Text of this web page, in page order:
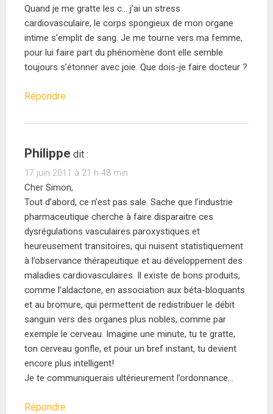
Quand je me gratte les c… j’ai un stress
cardiovasculaire, le corps spongieux de mon organe
intime s’emplit de sang. Je me tourne vers ma femme,
pour lui faire part du phénomène dont elle semble
toujours s’étonner avec joie. Que dois-je faire docteur ?
Répondre
Philippe dit :
17 juin 2011 à 21 h 48 min
Cher Simon,
Tout d’abord, ce n’est pas sale. Sache que l’industrie
pharmaceutique cherche à faire disparaitre ces
dysrégulations vasculaires paroxystiques et
heureusement transitoires, qui nuisent statistiquement
à l’observance thérapeutique et au développement des
maladies cardiovasculaires. Il existe de bons produits,
comme l’aldactone, en association aux béta-bloquants
et au bromure, qui permettent de redistribuer le débit
sanguin vers des organes plus nobles, comme par
exemple le cerveau. Imagine une minute, tu te gratte,
ton cerveau gonfle, et pour un bref instant, tu devient
encore plus intelligent!
Je te communiquerais ultérieurement l’ordonnance…
Répondre